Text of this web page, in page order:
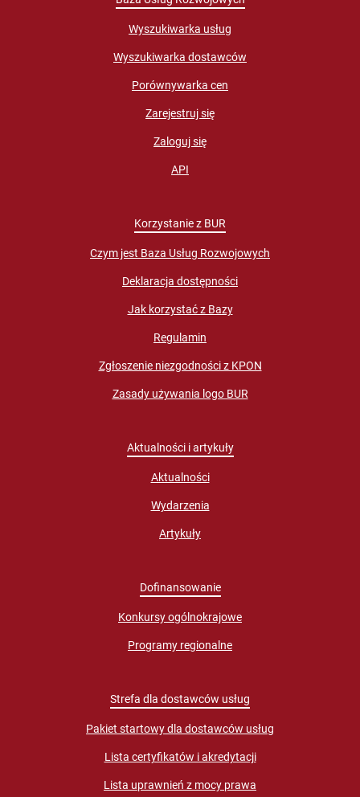
Wyszukiwarka usług
Wyszukiwarka dostawców
Porównywarka cen
Zarejestruj się
Zaloguj się
API
Korzystanie z BUR
Czym jest Baza Usług Rozwojowych
Deklaracja dostępności
Jak korzystać z Bazy
Regulamin
Zgłoszenie niezgodności z KPON
Zasady używania logo BUR
Aktualności i artykuły
Aktualności
Wydarzenia
Artykuły
Dofinansowanie
Konkursy ogólnokrajowe
Programy regionalne
Strefa dla dostawców usług
Pakiet startowy dla dostawców usług
Lista certyfikatów i akredytacji
Lista uprawnień z mocy prawa